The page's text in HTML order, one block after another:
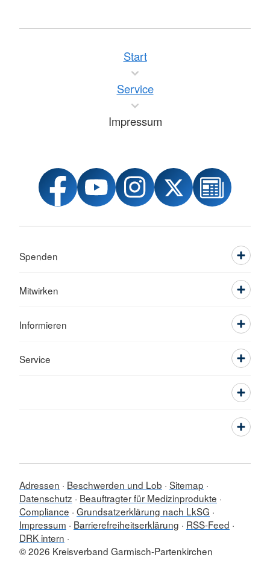
Start
Service
Impressum
Spenden
Mitwirken
Informieren
Service
Adressen Beschwerden und Lob Sitemap
Datenschutz
Beauftragter für Medizinprodukte
Compliance Grundsatzerklärung nach LkSG
Impressum
Barrierefreiheitserklärung
RSS-Feed
DRK intern
© 2026 Kreisverband Garmisch-Partenkirchen